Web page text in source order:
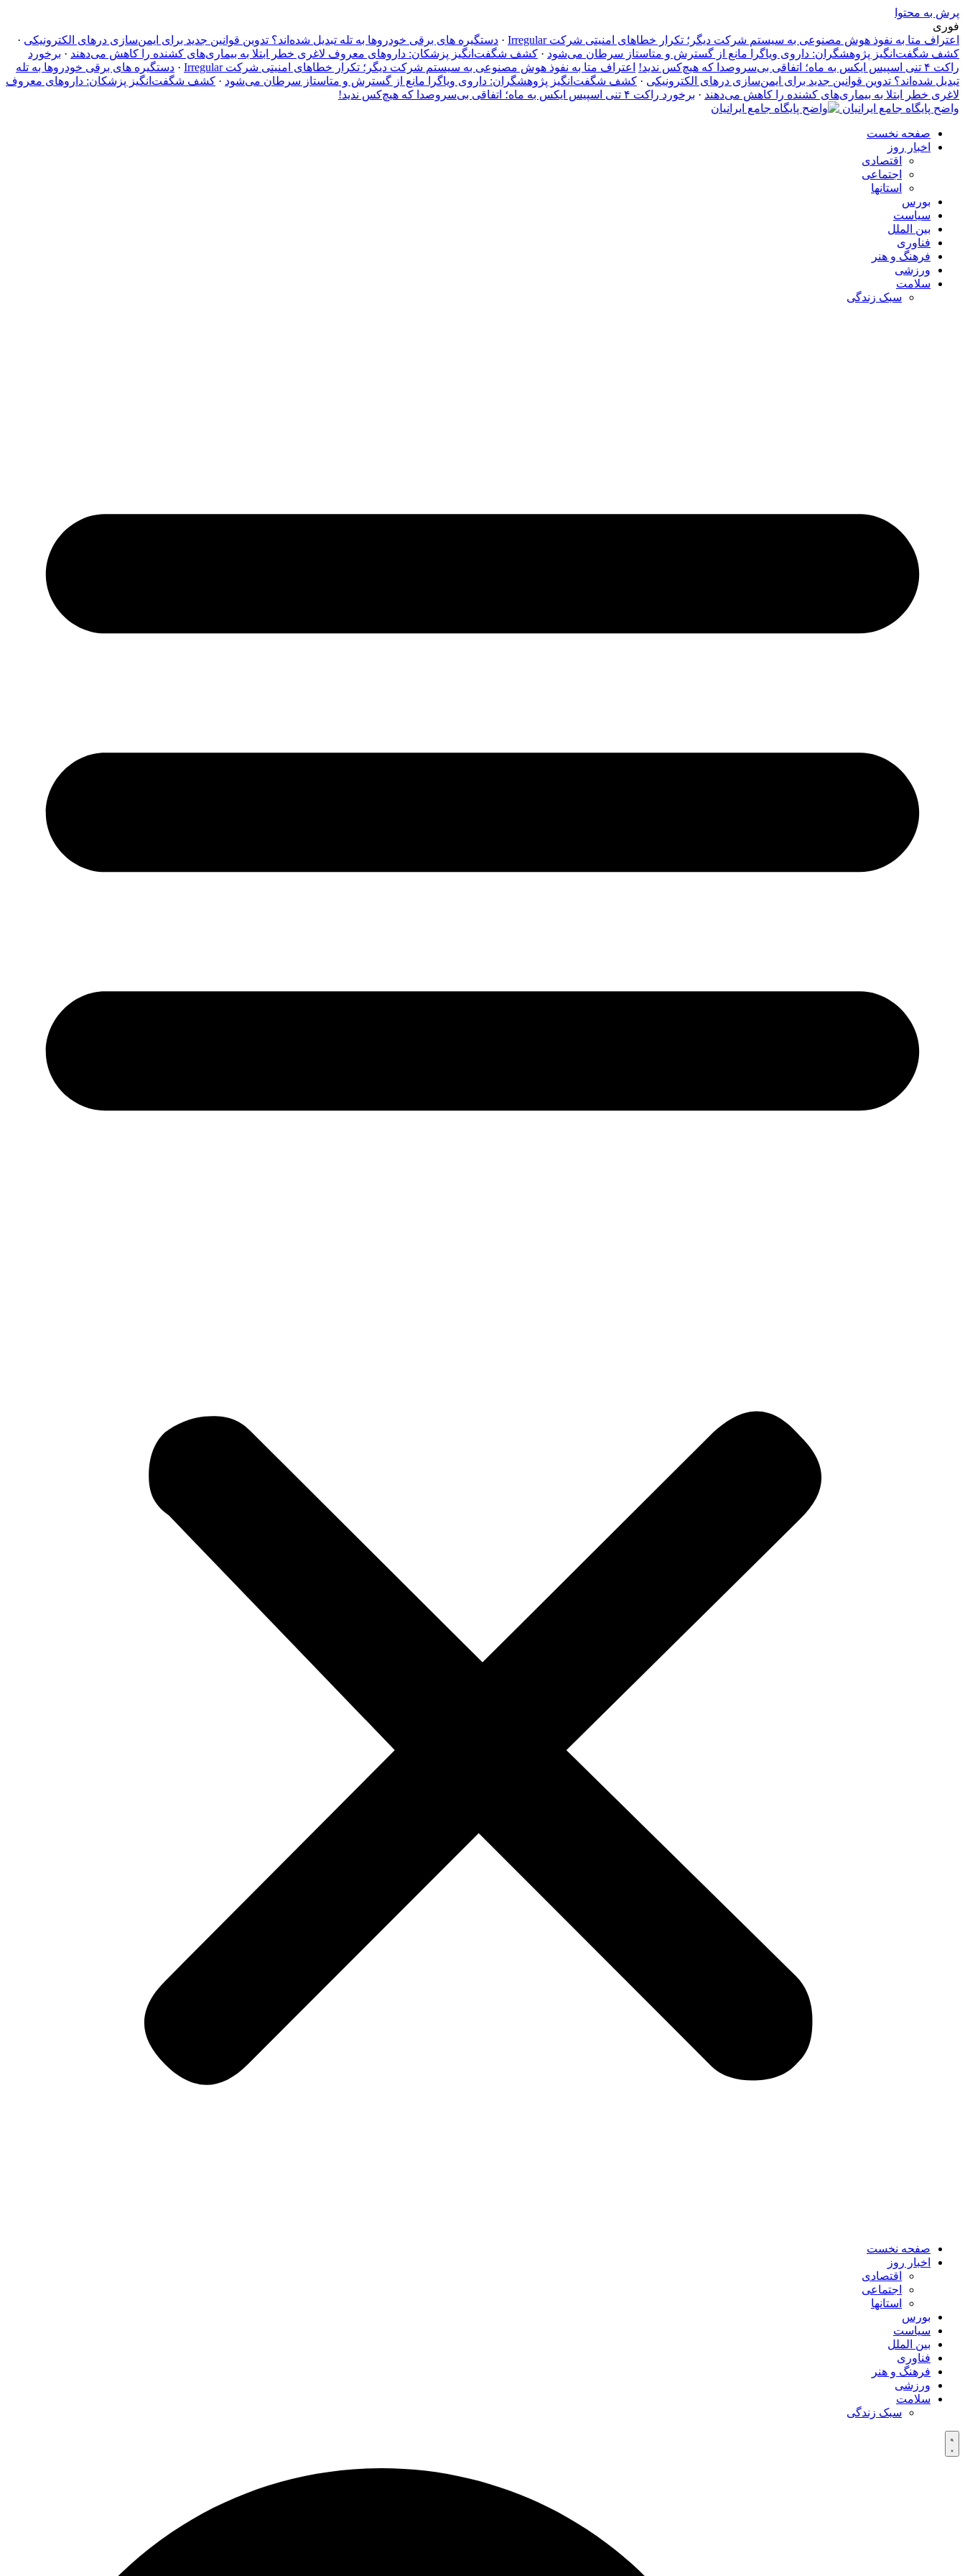
پرش به محتوا
فوری
اعتراف متا به نفوذ هوش مصنوعی به سیستم شرکت دیگر؛ تکرار خطاهای امنیتی شرکت Irregular
· دستگیره‌ های برقی خودروها به تله تبدیل شده‌اند؟ تدوین قوانین جدید برای ایمن‌سازی درهای الکترونیکی ·
کشف شگفت‌انگیز پژوهشگران: داروی ویاگرا مانع از گسترش و متاستاز سرطان می‌شود · کشف شگفت‌انگیز پزشکان: داروهای معروف لاغری خطر ابتلا به بیماری‌های کشنده را کاهش می‌دهند · برخورد
راکت ۴ تنی اسپیس ایکس به ماه؛ اتفاقی بی‌سروصدا که هیچ‌کس ندید!
اعتراف متا به نفوذ هوش مصنوعی به سیستم شرکت دیگر؛ تکرار خطاهای امنیتی شرکت Irregular · دستگیره‌ های برقی خودروها به تله
تبدیل شده‌اند؟ تدوین قوانین جدید برای ایمن‌سازی درهای الکترونیکی · کشف شگفت‌انگیز پژوهشگران: داروی ویاگرا مانع از گسترش و متاستاز سرطان می‌شود · کشف شگفت‌انگیز پزشکان: داروهای معروف
لاغری خطر ابتلا به بیماری‌های کشنده را کاهش می‌دهند · برخورد راکت ۴ تنی اسپیس ایکس به ماه؛ اتفاقی بی‌سروصدا که هیچ‌کس ندید!
واضح پایگاه جامع ایرانیان
صفحه نخست
اخبار روز
اقتصادی
اجتماعی
استانها
بورس
سیاست
بین الملل
فناوری
فرهنگ و هنر
ورزشی
سلامت
سبک زندگی
صفحه نخست
اخبار روز
اقتصادی
اجتماعی
استانها
بورس
سیاست
بین الملل
فناوری
فرهنگ و هنر
ورزشی
سلامت
سبک زندگی